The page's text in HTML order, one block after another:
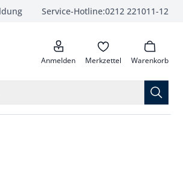
Service-Hotline:0212 221011-12
anrufen
Anmelden Merkzettel Warenkorb